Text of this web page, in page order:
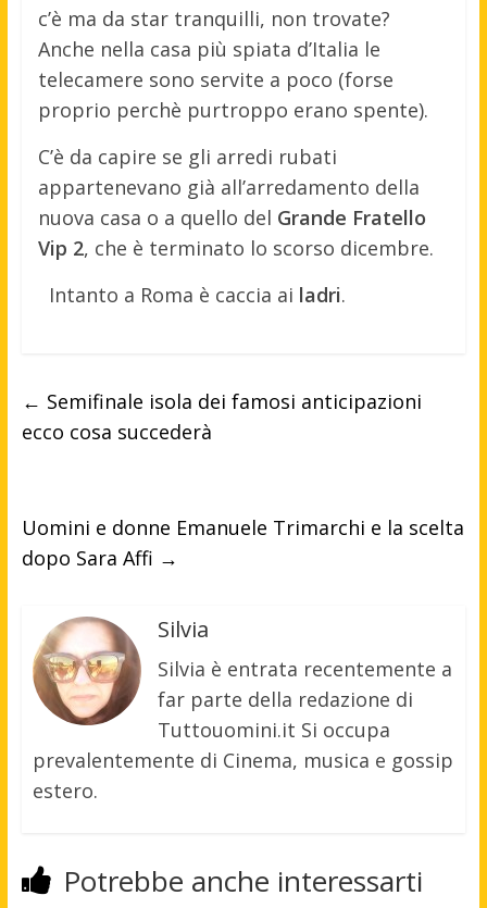
c’è ma da star tranquilli, non trovate?
Anche nella casa più spiata d’Italia le
telecamere sono servite a poco (forse
proprio perchè purtroppo erano spente).
C’è da capire se gli arredi rubati
appartenevano già all’arredamento della
nuova casa o a quello del Grande Fratello
Vip 2, che è terminato lo scorso dicembre.
Intanto a Roma è caccia ai ladri.
← Semifinale isola dei famosi anticipazioni
ecco cosa succederà
Uomini e donne Emanuele Trimarchi e la scelta
dopo Sara Affi →
Silvia
Silvia è entrata recentemente a
far parte della redazione di
Tuttouomini.it Si occupa
prevalentemente di Cinema, musica e gossip
estero.
Potrebbe anche interessarti